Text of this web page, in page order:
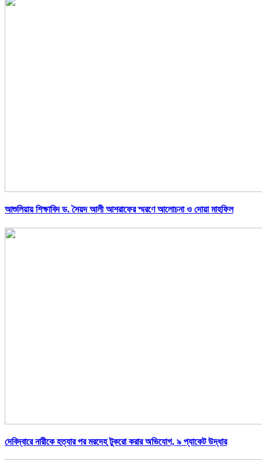
আশুলিয়ায় শিক্ষাবিদ ড. সৈয়দ আলী আশরাফের স্মরণে আলোচনা ও দোয়া মাহফিল
দেবিদ্বারে নারীকে হত্যার পর মরদেহ টুকরো করার অভিযোগ, ৯ প্যাকেট উদ্ধার